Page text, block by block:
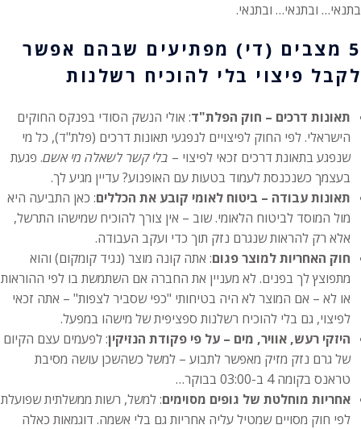
בתנאי… ובתנאי… ובתנאי.
5 מצבים (די) מפתיעים שבהם אפשר
לקבל פיצוי בלי להוכיח רשלנות
תאונות דרכים – חוק הפלת"ד: אולי הנשק הסודי בפנקס החוקים
הישראלי. לפי החוק לפיצויים לנפגעי תאונות דרכים (פלת"ד), כל מי
שנפגע בתאונת דרכים זכאי לפיצוי – בלי קשר לשאלה מי אשם. פגעת
בעצמך כשנכנסת לעמוד בטעות עם האופנוע? עדיין מגיע לך.
תאונות עבודה – ביטוח לאומי קובע את הכללים: כאן התביעה היא
מול המוסד לביטוח הלאומי. שוב – אין צורך להוכיח שמישהו התרשל,
אלא רק להראות שנגרם נזק תוך כדי ועקב העבודה.
חוק האחריות למוצר פגום: אתה קונה מוצר (נגיד קומקום) והוא
מתפוצץ לך בפנים. לא מעניין את החברה אם השתמשת בו לפי ההוראות
או לא – אם המוצר לא היה בטיחותי "כפי שסביר לצפות" – אתה זכאי
לפיצוי, גם בלי להוכיח רשלנות ספציפית של מישהו במפעל.
היזקי רעש, אוויר, מים – על פי פקודת הנזיקין: לפעמים עצם הקיום
של גרם נזק מזיק מאפשר לתבוע – למשל כשהשכן עושה מסיבת
טראנס בקומה 4 ב-03:00 בבוקר…
אחריות מוחלטת של גופים מסוימים: למשל, רשות ממשלתית שפועלת
לפי חוק מסויים שמטיל עליה אחריות גם בלי אשמה. דוגמאות כאלה